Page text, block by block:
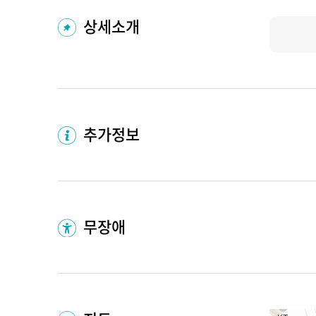
상세소개
추가정보
무장애